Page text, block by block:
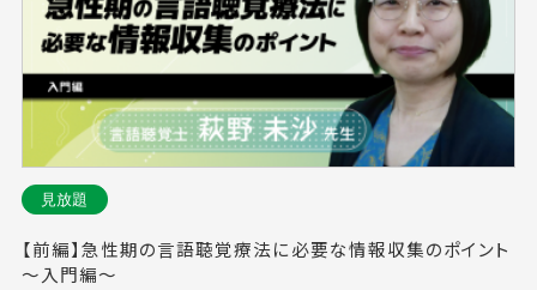
見放題
【前編】急性期の言語聴覚療法に必要な情報収集のポイント
～入門編～